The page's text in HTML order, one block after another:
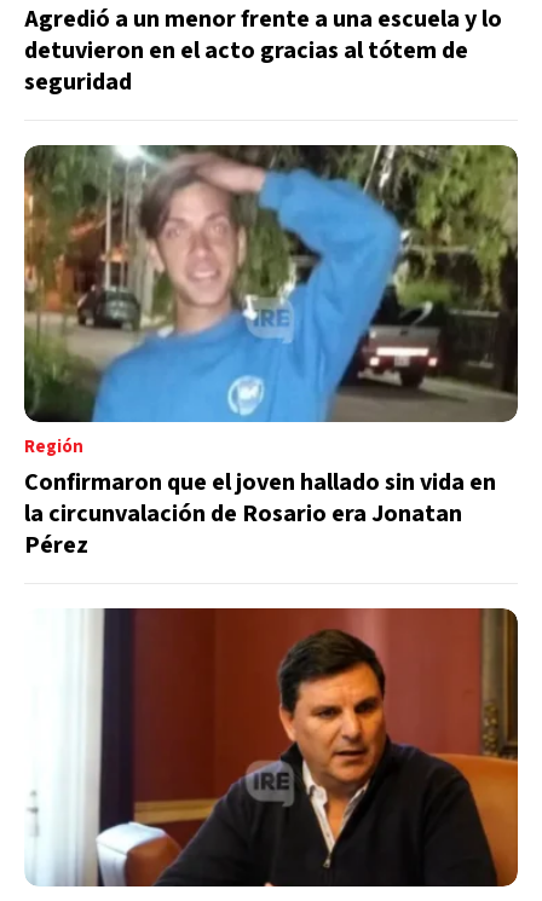
Agredió a un menor frente a una escuela y lo
detuvieron en el acto gracias al tótem de
seguridad
Región
Confirmaron que el joven hallado sin vida en
la circunvalación de Rosario era Jonatan
Pérez